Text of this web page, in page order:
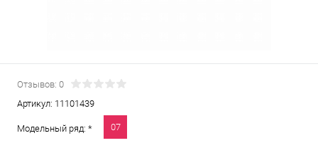
Отзывов: 0
Артикул: 11101439
Модельный ряд: * 07